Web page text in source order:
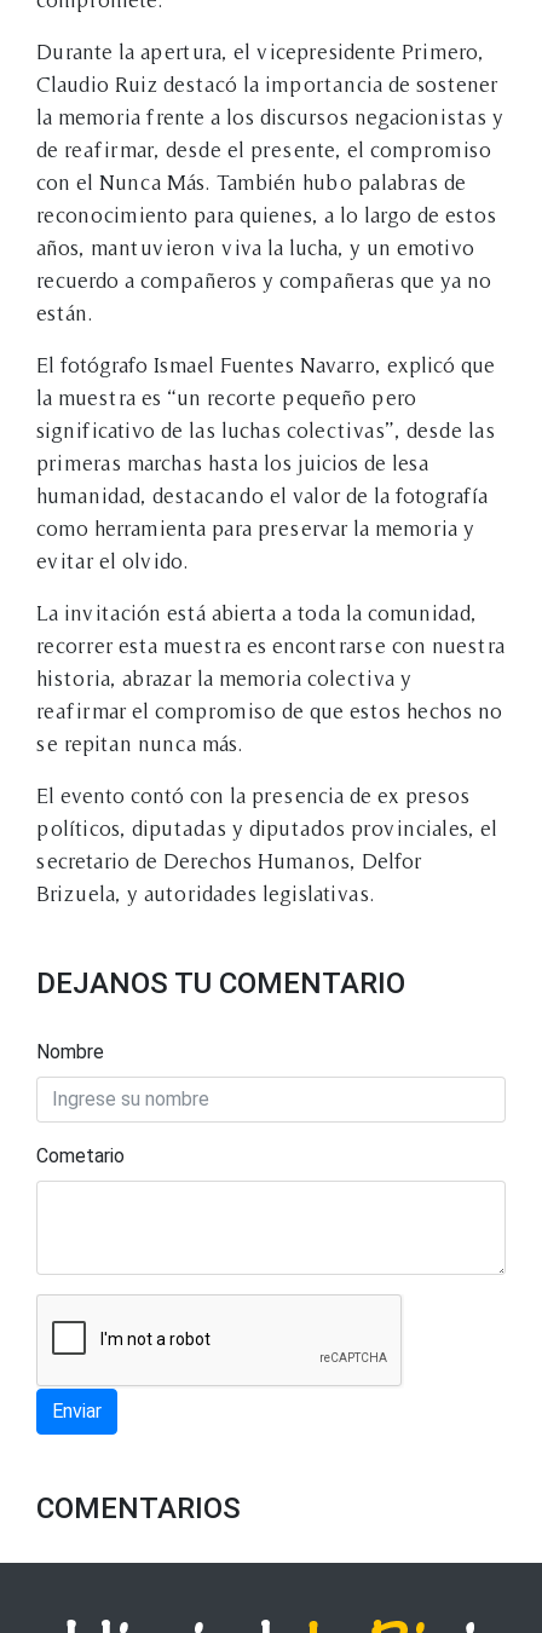
Durante la apertura, el vicepresidente Primero,
Claudio Ruiz destacó la importancia de sostener
la memoria frente a los discursos negacionistas y
de reafirmar, desde el presente, el compromiso
con el Nunca Más. También hubo palabras de
reconocimiento para quienes, a lo largo de estos
años, mantuvieron viva la lucha, y un emotivo
recuerdo a compañeros y compañeras que ya no
están.
El fotógrafo Ismael Fuentes Navarro, explicó que
la muestra es “un recorte pequeño pero
significativo de las luchas colectivas”, desde las
primeras marchas hasta los juicios de lesa
humanidad, destacando el valor de la fotografía
como herramienta para preservar la memoria y
evitar el olvido.
La invitación está abierta a toda la comunidad,
recorrer esta muestra es encontrarse con nuestra
historia, abrazar la memoria colectiva y
reafirmar el compromiso de que estos hechos no
se repitan nunca más.
El evento contó con la presencia de ex presos
políticos, diputadas y diputados provinciales, el
secretario de Derechos Humanos, Delfor
Brizuela, y autoridades legislativas.
DEJANOS TU COMENTARIO
Nombre
Cometario
Enviar
COMENTARIOS